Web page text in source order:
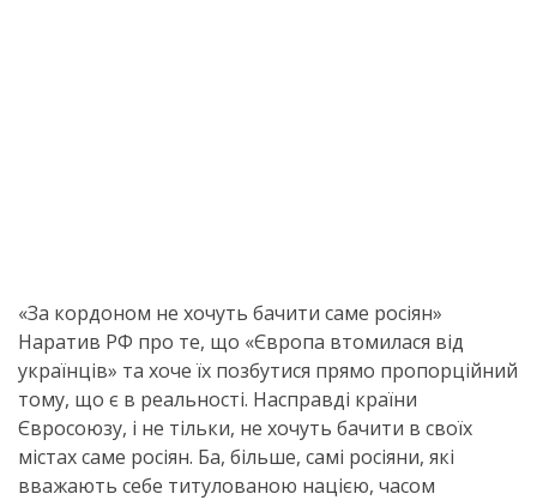
«За кордоном не хочуть бачити саме росіян»
Наратив РФ про те, що «Європа втомилася від
українців» та хоче їх позбутися прямо пропорційний
тому, що є в реальності. Насправді країни
Євросоюзу, і не тільки, не хочуть бачити в своїх
містах саме росіян. Ба, більше, самі росіяни, які
вважають себе титулованою нацією, часом